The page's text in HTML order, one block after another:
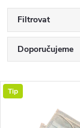
Filtrovat
Ř
a
Doporučujeme
Nejdražší
Nejprodávanější
V
Tip